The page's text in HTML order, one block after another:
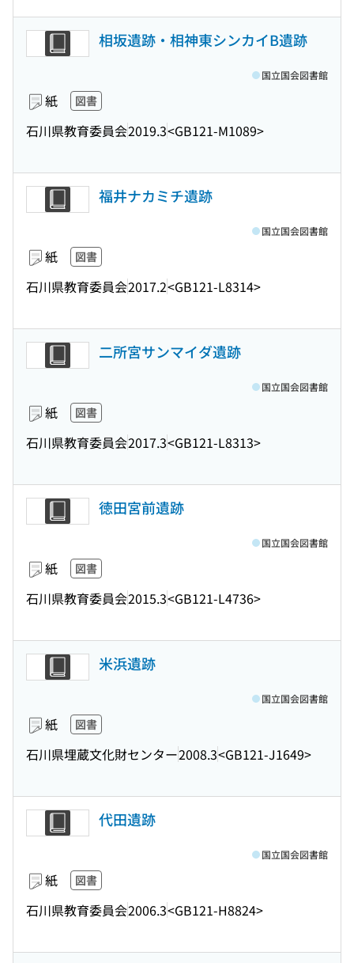
相坂遺跡・相神東シンカイB遺跡
紙 図書
石川県教育委員会2019.3<GB121-M1089>
国立国会図書館
福井ナカミチ遺跡
紙 図書
石川県教育委員会2017.2<GB121-L8314>
国立国会図書館
二所宮サンマイダ遺跡
紙 図書
石川県教育委員会2017.3<GB121-L8313>
国立国会図書館
徳田宮前遺跡
紙 図書
石川県教育委員会2015.3<GB121-L4736>
国立国会図書館
米浜遺跡
紙 図書
石川県埋蔵文化財センター2008.3<GB121-J1649>
国立国会図書館
代田遺跡
紙 図書
石川県教育委員会2006.3<GB121-H8824>
国立国会図書館